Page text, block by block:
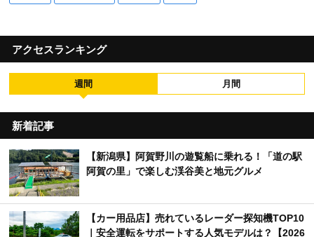
アクセスランキング
週間 月間
新着記事
【新潟県】阿賀野川の遊覧船に乗れる！「道の駅
阿賀の里」で楽しむ渓谷美と地元グルメ
【カー用品店】売れているレーダー探知機TOP10
｜安全運転をサポートする人気モデルは？【2026